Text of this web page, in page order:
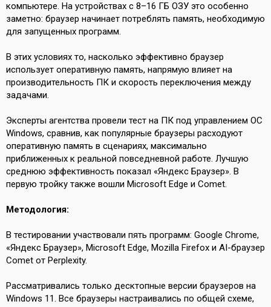
компьютере. На устройствах с 8–16 ГБ ОЗУ это особенно
заметно: браузер начинает потреблять память, необходимую
для запущенных программ.
В этих условиях то, насколько эффективно браузер
использует оперативную память, напрямую влияет на
производительность ПК и скорость переключения между
задачами.
Эксперты агентства провели тест на ПК под управлением ОС
Windows, сравнив, как популярные браузеры расходуют
оперативную память в сценариях, максимально
приближенных к реальной повседневной работе. Лучшую
среднюю эффективность показал «Яндекс Браузер». В
первую тройку также вошли Microsoft Edge и Comet.
Методология:
В тестировании участвовали пять программ: Google Chrome,
«Яндекс Браузер», Microsoft Edge, Mozilla Firefox и AI-браузер
Comet от Perplexity.
Рассматривались только десктопные версии браузеров на
Windows 11. Все браузеры настраивались по общей схеме,